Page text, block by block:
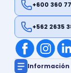
+600 360
+562 2635
Información